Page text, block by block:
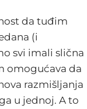
da tuđim
(i
svi imali slična
omogućava da
razmišljanja
u jednoj. A to